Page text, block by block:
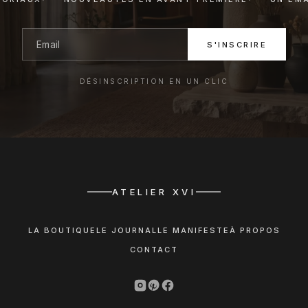
S'INSCRIRE
DÉSINSCRIPTION EN UN CLIC
ATELIER XVI
LA BOUTIQUE LE JOURNALLE MANIFESTE À PROPOS
CONTACT